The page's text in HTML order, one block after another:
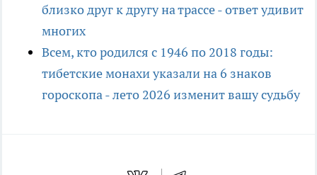
близко друг к другу на трассе - ответ удивит
многих
Всем, кто родился с 1946 по 2018 годы:
тибетские монахи указали на 6 знаков
гороскопа - лето 2026 изменит вашу судьбу